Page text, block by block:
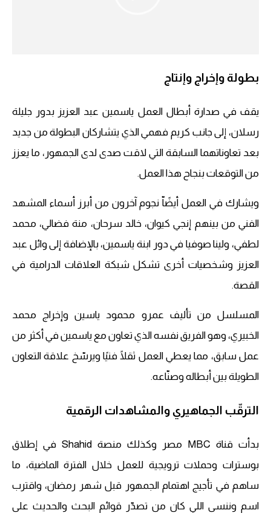
بطولة وإخراج وإنتاج
يقف في صدارة أبطال العمل ياسمين عبد العزيز بدور جليلة
رسلان، إلى جانب كريم فهمي الذي يتشاركان البطولة من جديد
بعد تعاوناتهما السابقة التي لاقت صدى لدى الجمهور، ما يعزز
من التوقعات بنجاح هذا العمل.
ويشارك في العمل أيضًاّ نجوم آخرون من أبرز أسماء المشهد
الفني من بينهم إنجي كيوان، خالد سرحان، منة فضالي، محمد
لطفي، ولينا صوفيا في دور ابنة ياسمين، بالإضافة إلى وائل عبد
العزيز وشخصيات أخرى تشكل شبكة العلاقات الدرامية في
القصة.
المسلسل من تأليف عمرو محمود ياسين وإخراج محمد
الخبيري، وهو الفريق نفسه الذي تعاون مع ياسمين في أكثر من
عمل سابق، مما يعطي العمل ثقلًا فنيًا ويرسّخ علاقة التعاون
الطويلة بين أبطاله وصنّاعه.
الترقّب الجماهيري والمشاهدات الرقمية
بدأت قناة MBC مصر وكذلك منصة Shahid في إطلاق
بوسترات وحملات ترويجية للعمل خلال الفترة الماضية، ما
ساهم في تأجيج اهتمام الجمهور قبل شهر رمضان، واقترب
اسم وننسى اللي كان من تصدّر قوائم البحث والحديث على